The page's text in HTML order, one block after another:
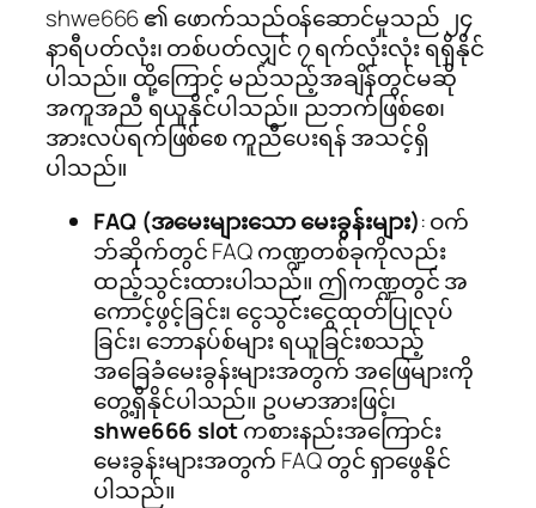
shwe666 ၏ ဖောက်သည်ဝန်ဆောင်မှုသည် ၂၄
နာရီပတ်လုံး၊ တစ်ပတ်လျှင် ၇ ရက်လုံးလုံး ရရှိနိုင်
ပါသည်။ ထို့ကြောင့် မည်သည့်အချိန်တွင်မဆို
အကူအညီ ရယူနိုင်ပါသည်။ ညဘက်ဖြစ်စေ၊
အားလပ်ရက်ဖြစ်စေ ကူညီပေးရန် အသင့်ရှိ
ပါသည်။
FAQ (အမေးများသော မေးခွန်းများ): ဝက်
ဘ်ဆိုက်တွင် FAQ ကဏ္ဍတစ်ခုကိုလည်း
ထည့်သွင်းထားပါသည်။ ဤကဏ္ဍတွင် အ
ကောင့်ဖွင့်ခြင်း၊ ငွေသွင်းငွေထုတ်ပြုလုပ်
ခြင်း၊ ဘောနပ်စ်များ ရယူခြင်းစသည့်
အခြေခံမေးခွန်းများအတွက် အဖြေများကို
တွေ့ရှိနိုင်ပါသည်။ ဥပမာအားဖြင့်၊
shwe666 slotကစားနည်းအကြောင်း
မေးခွန်းများအတွက် FAQ တွင် ရှာဖွေနိုင်
ပါသည်။